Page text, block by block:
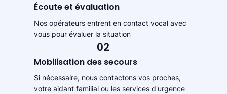
Écoute et évaluation
Nos opérateurs entrent en contact vocal avec
vous pour évaluer la situation
02
Mobilisation des secours
Si nécessaire, nous contactons vos proches,
votre aidant familial ou les services d'urgence